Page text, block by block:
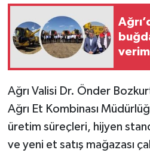
Ağrı Valisi Dr. Önder
Ağrı Et Kombinası
üretim süreçleri, hijyen
ve yeni et satış mağazası